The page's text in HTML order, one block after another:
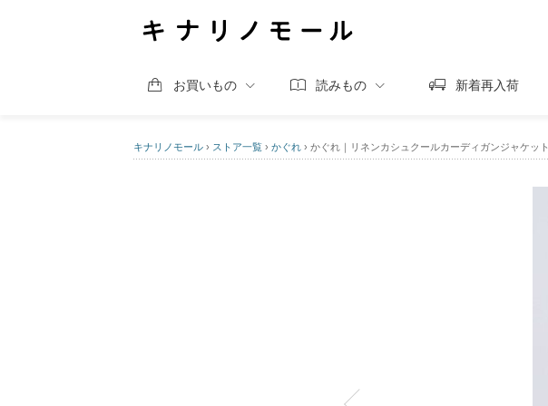
お買いもの 読みもの 新着再入荷
キナリノモール › ストア一覧 › かぐれ › かぐれ｜リネンカシュクールカーディガンジャケット